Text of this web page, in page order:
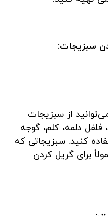
سبزیجات:
از سبزیجات
فلفل دلمه، کلم، گوجه
کنید. سبزیجاتی که
برای گریل کردن